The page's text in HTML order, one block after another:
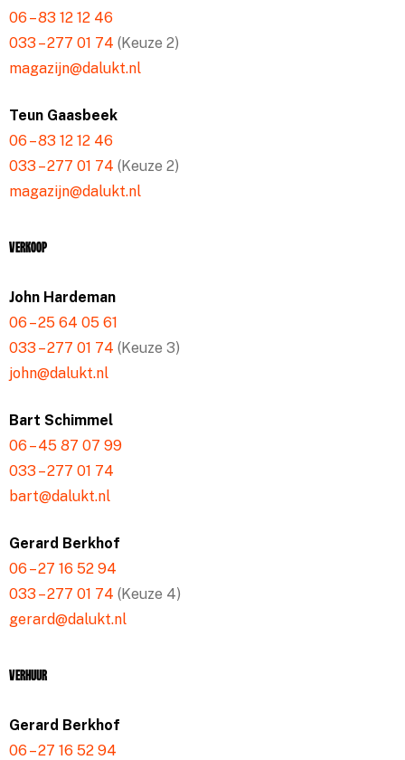
06 – 83 12 12 46
033 – 277 01 74 (Keuze 2)
magazijn@dalukt.nl
Teun Gaasbeek
06 – 83 12 12 46
033 – 277 01 74 (Keuze 2)
magazijn@dalukt.nl
Verkoop
John Hardeman
06 – 25 64 05 61
033 – 277 01 74 (Keuze 3)
john@dalukt.nl
Bart Schimmel
06 – 45 87 07 99
033 – 277 01 74
bart@dalukt.nl
Gerard Berkhof
06 – 27 16 52 94
033 – 277 01 74 (Keuze 4)
gerard@dalukt.nl
Verhuur
Gerard Berkhof
06 – 27 16 52 94